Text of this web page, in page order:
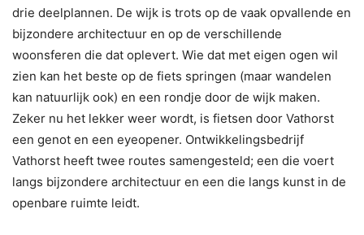
drie deelplannen. De wijk is trots op de vaak opvallende en
bijzondere architectuur en op de verschillende
woonsferen die dat oplevert. Wie dat met eigen ogen wil
zien kan het beste op de fiets springen (maar wandelen
kan natuurlijk ook) en een rondje door de wijk maken.
Zeker nu het lekker weer wordt, is fietsen door Vathorst
een genot en een eyeopener. Ontwikkelingsbedrijf
Vathorst heeft twee routes samengesteld; een die voert
langs bijzondere architectuur en een die langs kunst in de
openbare ruimte leidt.